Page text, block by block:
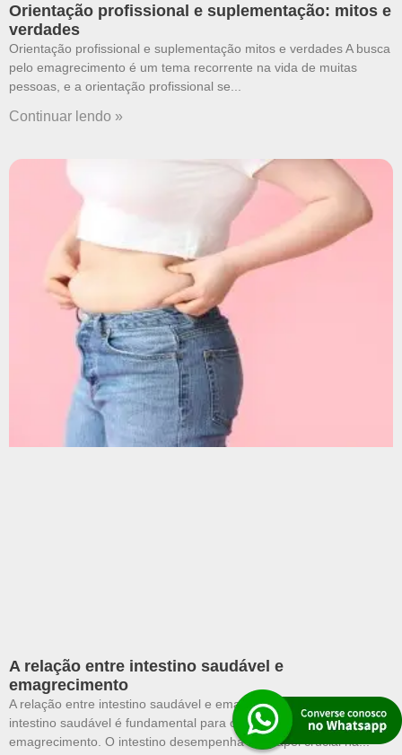
Orientação profissional e suplementação: mitos e
verdades
Orientação profissional e suplementação mitos e verdades A busca
pelo emagrecimento é um tema recorrente na vida de muitas
pessoas, e a orientação profissional se
Continuar lendo »
A relação entre intestino saudável e
emagrecimento
A relação entre intestino saudável e emagrecimento Manter um
intestino saudável é fundamental para o processo de
emagrecimento. O intestino desempenha um papel crucial na